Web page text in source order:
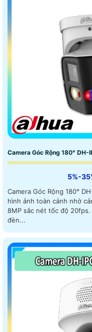
Camera Góc Rộng 180°
5%-
Camera Góc Rộng 180°
hình ảnh toàn cảnh nhờ
8MP sắc nét tốc độ 20fps. Trang bị hồng ngoại 25m kết hợp
đèn...